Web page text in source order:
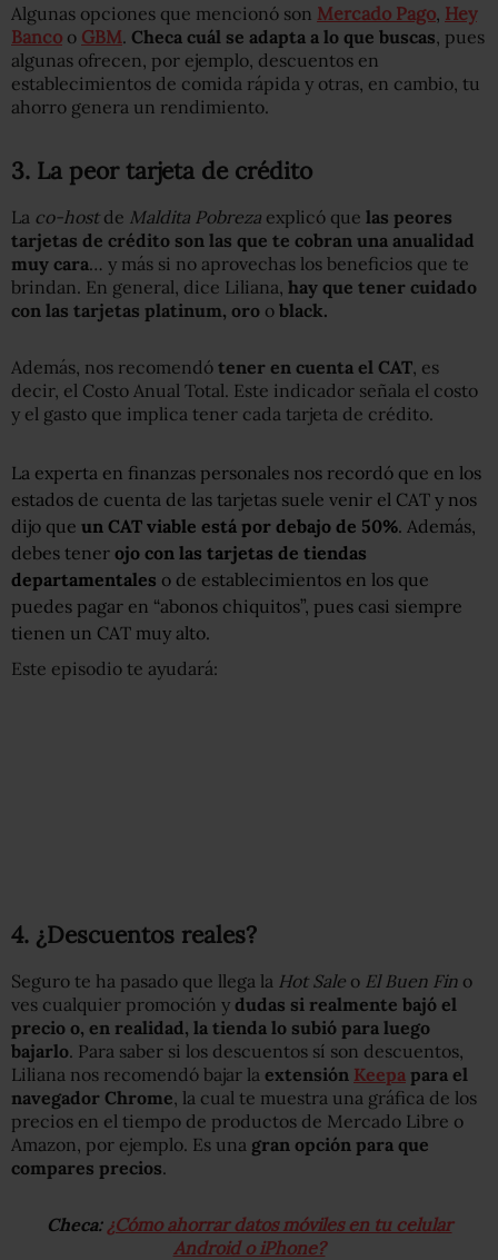
Algunas opciones que mencionó son Mercado Pago Hey
Banco o GBM. Checa cuál se adapta a lo que buscas , pues
algunas ofrecen, por ejemplo, descuentos en
establecimientos de comida rápida y otras, en cambio, tu
ahorro genera un rendimiento.
3. La peor tarjeta de crédito
La co-hostde Maldita Pobreza explicó que las peores
tarjetas de crédito son las que te cobran una anualidad
muy cara… y más si no aprovechas los beneficios que te
brindan. En general, dice Liliana, hay que tener cuidado
con las tarjetas platinum, oro o black.
Además, nos recomendó tener en cuenta el CAT , es
decir, el Costo Anual Total. Este indicador señala el costo
y el gasto que implica tener cada tarjeta de crédito.
La experta en finanzas personales nos recordó que en los
estados de cuenta de las tarjetas suele venir el CAT y nos
dijo que un CAT viable está por debajo de 50%. Además,
debes tener ojo con las tarjetas de tiendas
departamentales o de establecimientos en los que
puedes pagar en “abonos chiquitos”, pues casi siempre
tienen un CAT muy alto.
Este episodio te ayudará:
4. ¿Descuentos reales?
Seguro te ha pasado que llega la Hot Sale o El Buen Fin o
ves cualquier promoción y dudas si realmente bajó el
precio o, en realidad, la tienda lo subió para luego
bajarlo. Para saber si los descuentos sí son descuentos,
Liliana nos recomendó bajar la extensión Keepa para el
navegador Chrome , la cual te muestra una gráfica de los
precios en el tiempo de productos de Mercado Libre o
Amazon, por ejemplo. Es una gran opción para que
compares precios.
Checa: ¿Cómo ahorrar datos móviles en tu celular
Android o iPhone?